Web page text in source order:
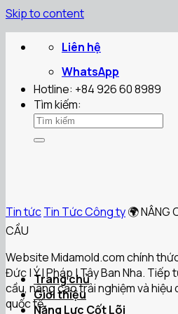
Skip to content
Liên hệ
WhatsApp
Hotline: +84 926 60 8989
Tìm kiếm:
Trang chủ
Giới thiệu
Năng Lực Cốt Lõi
Tin tứcTin Tức Công ty🌍 NÂNG
CẦU
Website Midamold.com chính
Đức | Ý | Pháp | Tây Ban Nha.
cầu, nâng cao trải nghiệm và
quốc tế.